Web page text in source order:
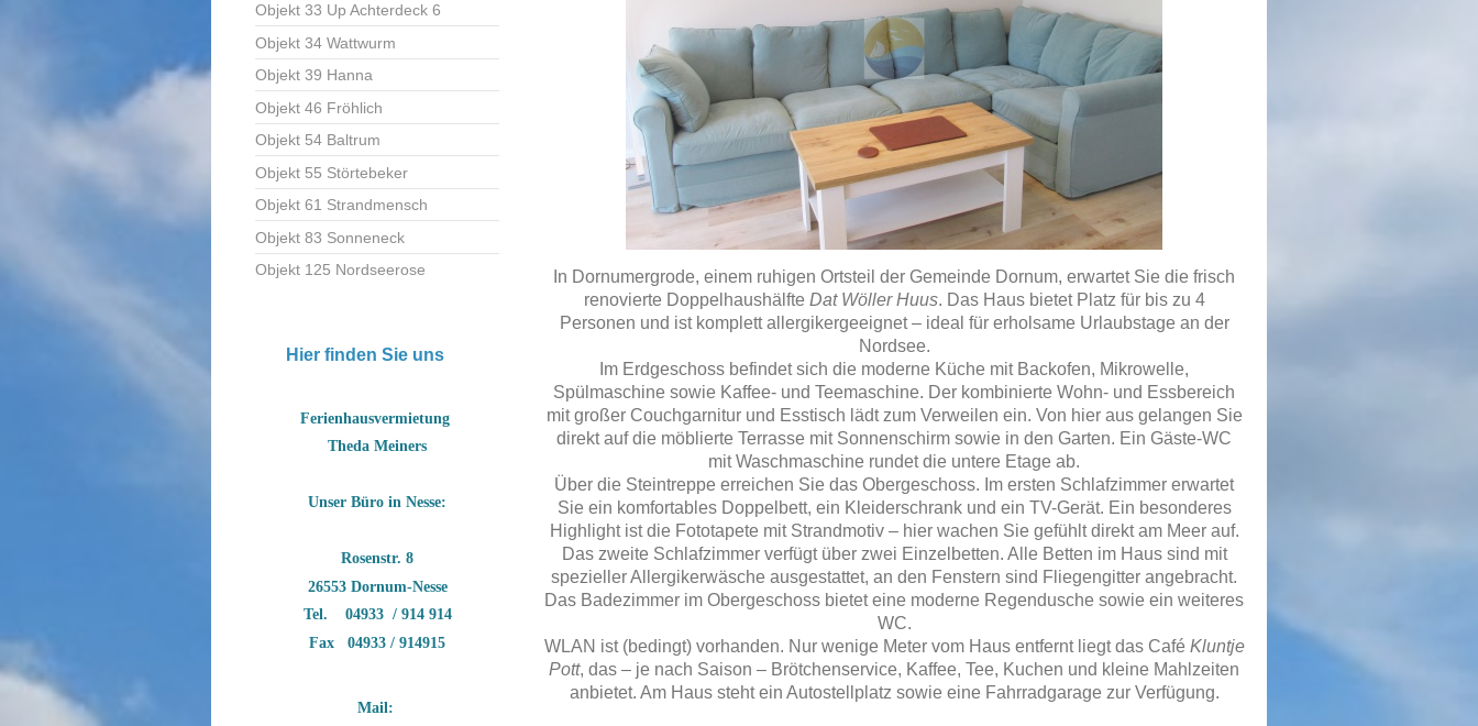
In Dornumergrode, einem ruhigen Ortsteil der Gemeinde Dornum, erwartet Sie die frisch
renovierte Doppelhaushälfte Dat Wöller Huus. Das Haus bietet Platz für bis zu 4
Personen und ist komplett allergikergeeignet – ideal für erholsame Urlaubstage an der
Nordsee.
Im Erdgeschoss befindet sich die moderne Küche mit Backofen, Mikrowelle,
Spülmaschine sowie Kaffee- und Teemaschine. Der kombinierte Wohn- und Essbereich
mit großer Couchgarnitur und Esstisch lädt zum Verweilen ein. Von hier aus gelangen Sie
direkt auf die möblierte Terrasse mit Sonnenschirm sowie in den Garten. Ein Gäste-WC
mit Waschmaschine rundet die untere Etage ab.
Über die Steintreppe erreichen Sie das Obergeschoss. Im ersten Schlafzimmer erwartet
Sie ein komfortables Doppelbett, ein Kleiderschrank und ein TV-Gerät. Ein besonderes
Highlight ist die Fototapete mit Strandmotiv – hier wachen Sie gefühlt direkt am Meer auf.
Das zweite Schlafzimmer verfügt über zwei Einzelbetten. Alle Betten im Haus sind mit
spezieller Allergikerwäsche ausgestattet, an den Fenstern sind Fliegengitter angebracht.
Das Badezimmer im Obergeschoss bietet eine moderne Regendusche sowie ein weiteres
WC.
WLAN ist (bedingt) vorhanden. Nur wenige Meter vom Haus entfernt liegt das Café Kluntje
Pott, das – je nach Saison – Brötchenservice, Kaffee, Tee, Kuchen und kleine Mahlzeiten
anbietet. Am Haus steht ein Autostellplatz sowie eine Fahrradgarage zur Verfügung.
Objekt 33 Up Achterdeck 6
Objekt 34 Wattwurm
Objekt 39 Hanna
Objekt 46 Fröhlich
Objekt 54 Baltrum
Objekt 55 Störtebeker
Objekt 61 Strandmensch
Objekt 83 Sonneneck
Objekt 125 Nordseerose
Hier finden Sie uns
Ferienhausvermietung
Theda Meiners
Unser Büro in Nesse:
Rosenstr. 8
26553 Dornum-Nesse
Tel. 04933 / 914 914
Fax 04933 / 914915
Mail: